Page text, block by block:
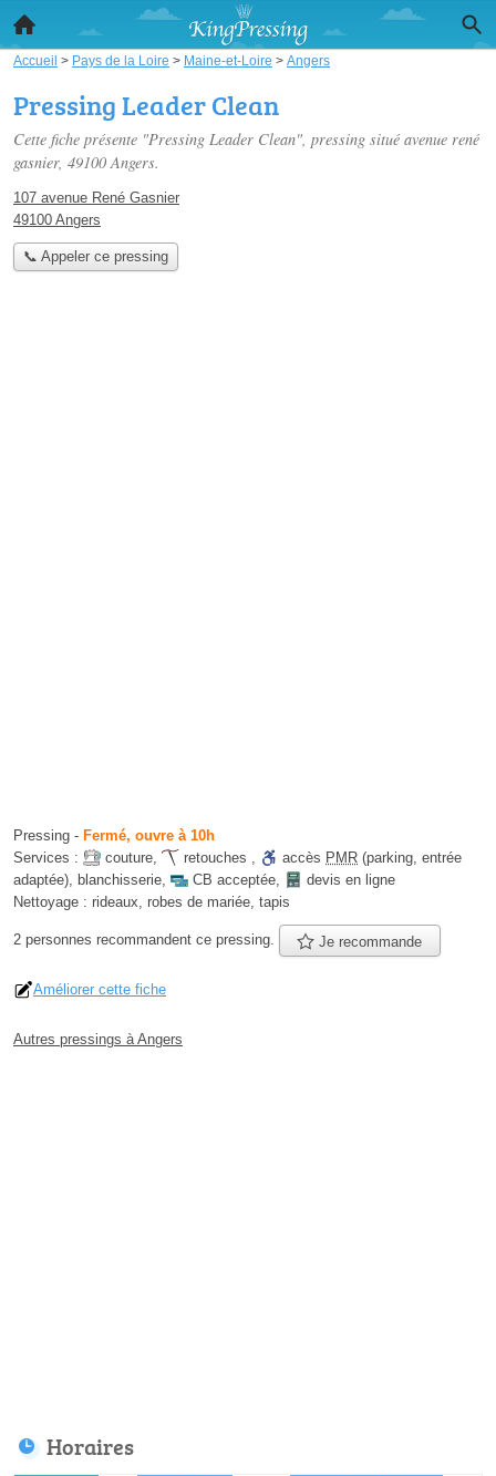
Accueil > Pays de la Loire > Maine-et-Loire > Angers
Pressing Leader Clean
Cette fiche présente "Pressing Leader Clean", pressing situé avenue rené
gasnier, 49100 Angers.
107 avenue René Gasnier
49100 Angers
📞 Appeler ce pressing
Pressing - Fermé, ouvre à 10h
Services :
couture, retouches , accès PMR (parking, entrée
adaptée), blanchisserie, CB acceptée,
devis en ligne
Nettoyage : rideaux, robes de mariée, tapis
2 personnes recommandent ce pressing. Je recommande
Améliorer cette fiche
Autres pressings à Angers
Horaires